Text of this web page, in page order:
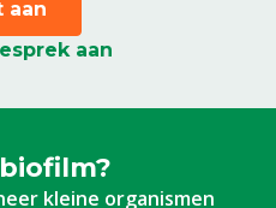
aan
aan
kleine organismen